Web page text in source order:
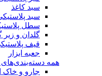
سبد کاغذ
سبد
سطل
گلدان و زیر
قیف
جعبه ابزار
همه دسته‌بندی‌های
جارو و خاک